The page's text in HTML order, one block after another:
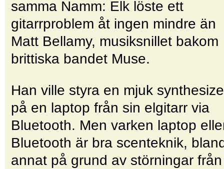
samma Namm: Elk löste ett
gitarrproblem åt ingen mindre än
Matt Bellamy, musiksnillet bakom
brittiska bandet Muse.
Han ville styra en mjuk
på en laptop från sin elgitarr via
Bluetooth. Men varken laptop
Bluetooth är bra scenteknik,
annat på grund av störningar från